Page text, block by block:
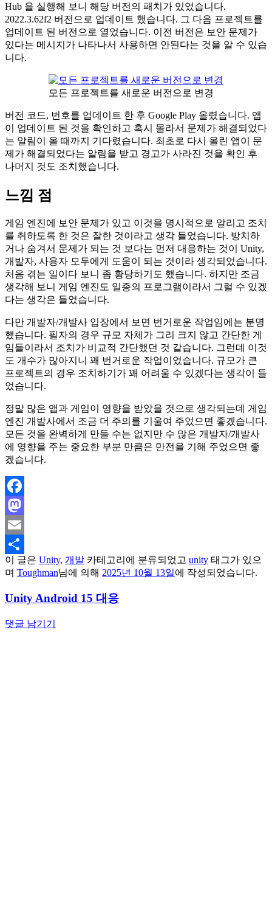
Hub 을 실행해 보니 해당 버전의 패치가 있었습니다.
2022.3.62f2 버전으로 업데이트 했습니다. 그 다음 프로젝트를
업데이트 된 버전으로 열었습니다. 이전 버전은 보안 문제가
있다는 메시지가 나타나서 사용하면 안된다는 것을 알 수 있습
니다.
모든 프로젝트를 새로운 버전으로 변경
버전 코드, 번호를 업데이트 한 후 Google Play 올렸습니다. 앱
이 업데이트 된 것을 확인하고 혹시 몰라서 문제가 해결되었다
는 알림이 올 때까지 기다렸습니다. 최초로 다시 올린 앱이 문
제가 해결되었다는 알림을 받고 경고가 사라진 것을 확인 후
나머지 것도 조치했습니다.
느낌 점
게임 엔진에 보안 문제가 있고 이것을 명시적으로 알리고 조치
를 취하도록 한 것은 잘한 것이라고 생각 들었습니다. 방치하
거나 숨겨서 문제가 되는 것 보다는 먼저 대응하는 것이 Unity,
개발자, 사용자 모두에게 도움이 되는 것이라 생각되었습니다.
처음 겪는 일이다 보니 좀 황당하기도 했습니다. 하지만 조금
생각해 보니 게임 엔진도 일종의 프로그램이라서 그럴 수 있겠
다는 생각은 들었습니다.
다만 개발자/개발사 입장에서 보면 번거로운 작업임에는 분명
했습니다. 필자의 경우 규모 자체가 그리 크지 않고 간단한 게
임들이라서 조치가 비교적 간단했던 것 같습니다. 그런데 이것
도 개수가 많아지니 꽤 번거로운 작업이었습니다. 규모가 큰
프로젝트의 경우 조치하기가 꽤 어려울 수 있겠다는 생각이 들
었습니다.
정말 많은 앱과 게임이 영향을 받았을 것으로 생각되는데 게임
엔진 개발사에서 조금 더 주의를 기울여 주었으면 좋겠습니다.
모든 것을 완벽하게 만들 수는 없지만 수 많은 개발자/개발사
에 영향을 주는 중요한 부분 만큼은 만전을 기해 주었으면 좋
겠습니다.
Facebook
Mastodon
Email
Share
이 글은 Unity, 개발 카테고리에 분류되었고 unity 태그가 있으
며 Toughman님에 의해 2025년 10월 13일에 작성되었습니다.
Unity Android 15 대응
댓글 남기기